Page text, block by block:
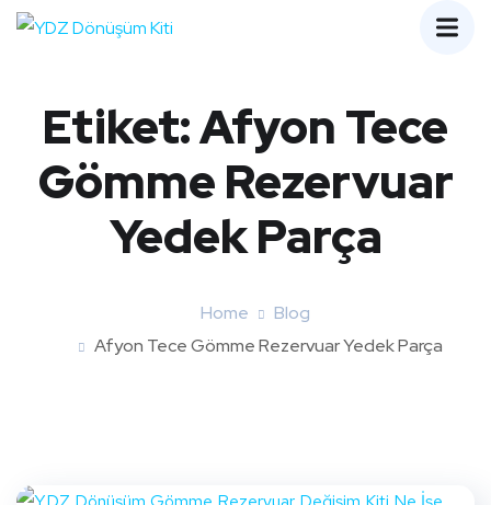
Etiket:Afyon Tece
Gömme Rezervuar
Yedek Parça
Home
Blog
Afyon Tece Gömme Rezervuar Yedek Parça